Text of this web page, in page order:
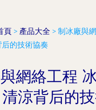
頁 > 產品大全 > 制冰廠與
的技術協奏
網絡工程
涼背后的